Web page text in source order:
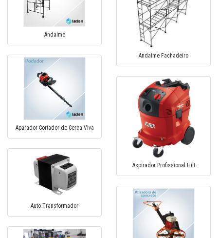
Andaime
Andaime Fachadeiro
Aparador Cortador de Cerca Viva
Aspirador Profissional Hilt
Auto Transformador